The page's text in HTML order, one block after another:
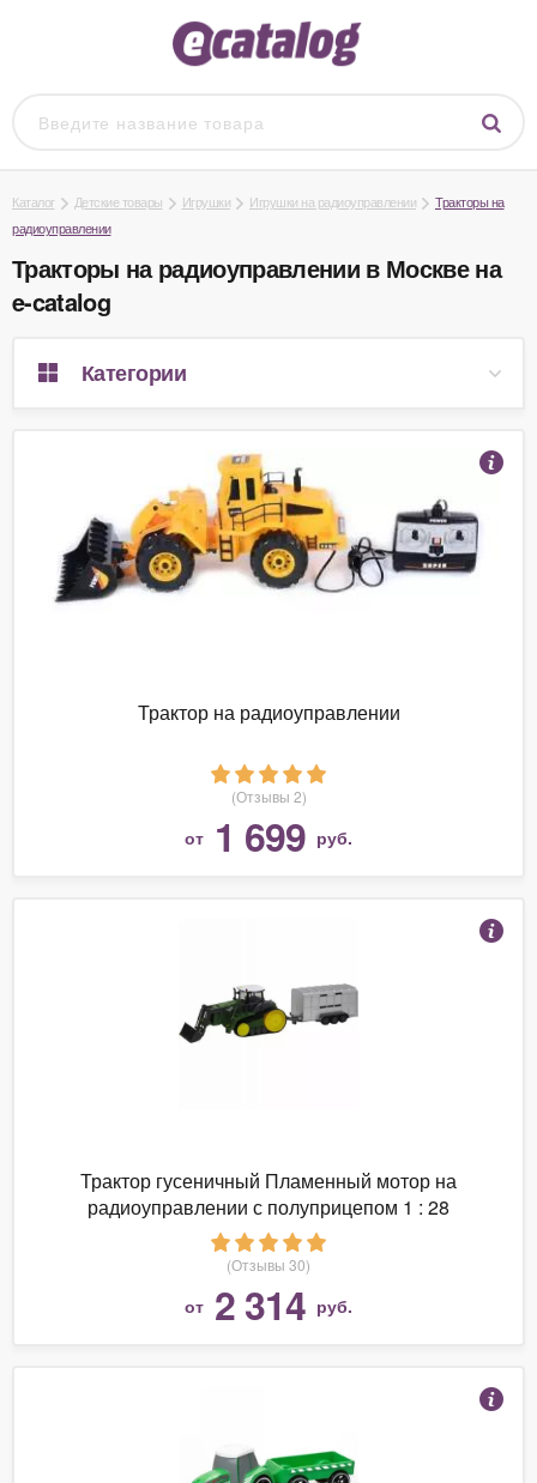
Каталог Детские товары Игрушки Игрушки на радиоуправлении
Тракторы на
радиоуправлении
Тракторы на радиоуправлении в Москве на
e-catalog
Категории
Трактор на радиоуправлении
(Отзывы 2)
от 1 699 руб.
Трактор гусеничный Пламенный мотор на
радиоуправлении с полуприцепом 1 : 28
(Отзывы 30)
от 2 314 руб.